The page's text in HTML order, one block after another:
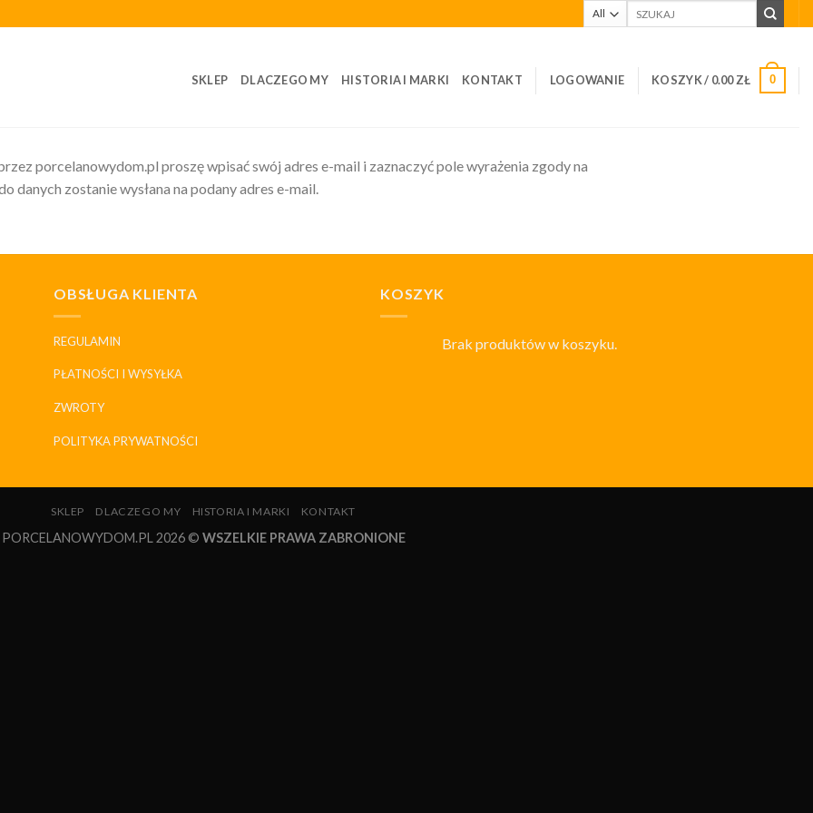
SKLEP DLACZEGO MY HISTORIA I MARKI KONTAKT LOGOWANIE KOSZYK / 0.00ZŁ 0
porcelanowydom.pl proszę wpisać swój adres e-mail i zaznaczyć pole wyrażenia zgody na
danych zostanie wysłana na podany adres e-mail.
OBSŁUGA KLIENTA
REGULAMIN
PŁATNOŚCI I WYSYŁKA
ZWROTY
POLITYKA PRYWATNOŚCI
KOSZYK
Brak produktów w koszyku.
SKLEP DLACZEGO MY HISTORIA I MARKI KONTAKT
PORCELANOWYDOM.PL 2026 © WSZELKIE PRAWA ZABRONIONE